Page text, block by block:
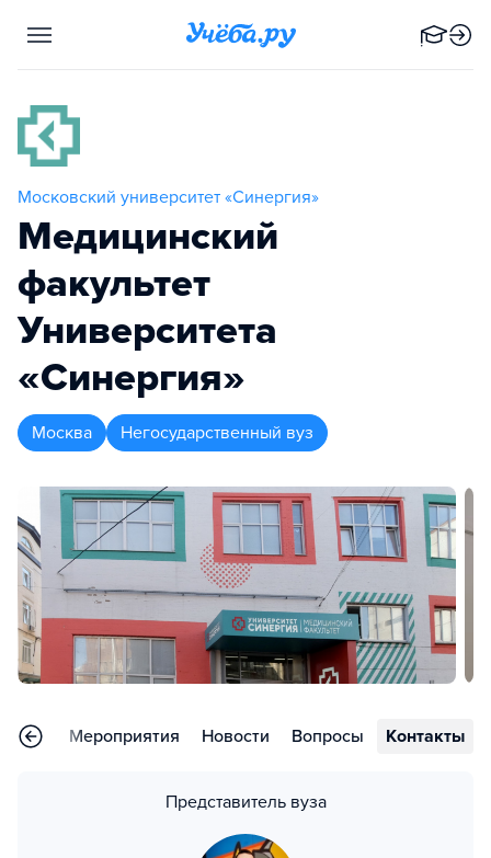
Московский университет «Синергия»
Медицинский
факультет
Университета
«Синергия»
Москва Негосударственный вуз
Мероприятия Новости Вопросы Контакты
Представитель вуза